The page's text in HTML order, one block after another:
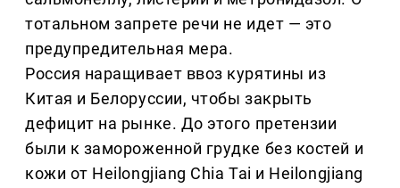
тотальном запрете речи не идет — это
предупредительная мера.
Россия наращивает ввоз курятины из
Китая и Белоруссии, чтобы закрыть
дефицит на рынке. До этого претензии
были к замороженной грудке без костей и
кожи от Heilongjiang Chia Tai и Heilongjiang